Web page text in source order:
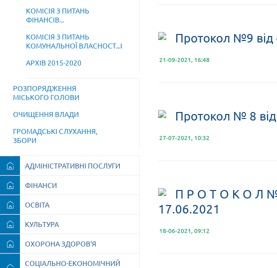
КОМІСІЯ З ПИТАНЬ
ФІНАНСІВ...
КОМІСІЯ З ПИТАНЬ
КОМУНАЛЬНОЇ ВЛАСНОСТ...І
АРХІВ 2015-2020
РОЗПОРЯДЖЕННЯ
МІСЬКОГО ГОЛОВИ
ОЧИЩЕННЯ ВЛАДИ
ГРОМАДСЬКІ СЛУХАННЯ,
ЗБОРИ
АДМІНІСТРАТИВНІ ПОСЛУГИ
ФІНАНСИ
ОСВІТА
КУЛЬТУРА
ОХОРОНА ЗДОРОВ'Я
СОЦІАЛЬНО-ЕКОНОМІЧНИЙ
Протокол №9 від
21-09-2021, 16:48
Протокол № 8
27-07-2021, 10:32
П Р О Т О К О Л № 7
17.06.2021
18-06-2021, 09:12